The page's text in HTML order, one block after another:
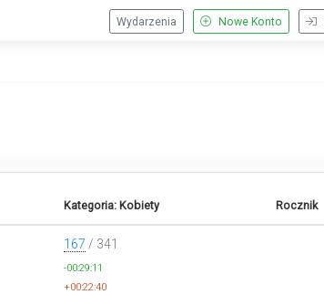
Nowe Konto
Wydarzenia
Kategoria: Kobiety Rocznik
167 / 341
-00:29:11
+00:22:40